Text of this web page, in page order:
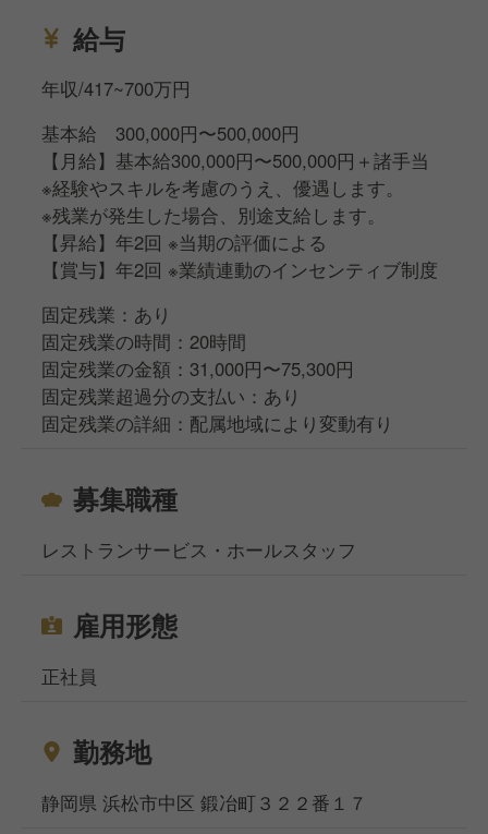
長を目指すことが可能です
給与
年収/417~700万円
基本給 300,000円〜500,000円
【月給】基本給300,000円〜500,000円＋諸手当
※経験やスキルを考慮のうえ、優遇します。
※残業が発生した場合、別途支給します。
【昇給】年2回 ※当期の評価による
【賞与】年2回 ※業績連動のインセンティブ制度
固定残業：あり
固定残業の時間：20時間
固定残業の金額：31,000円〜75,300円
固定残業超過分の支払い：あり
固定残業の詳細：配属地域により変動有り
募集職種
レストランサービス・ホールスタッフ
雇用形態
正社員
勤務地
静岡県 浜松市中区 鍛冶町３２２番１７